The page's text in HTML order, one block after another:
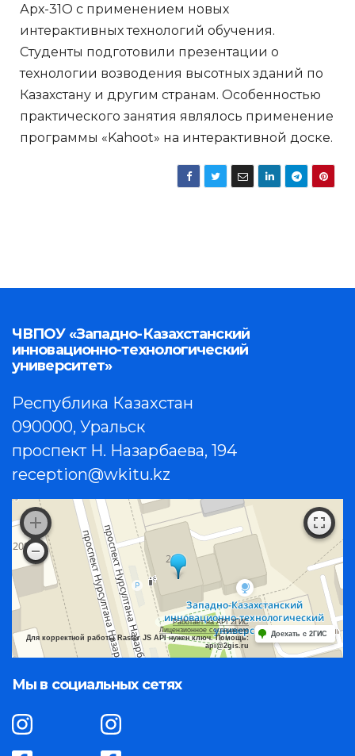
Арх-31О с применением новых
интерактивных технологий обучения.
Студенты подготовили презентации о
технологии возводения высотных зданий по
Казахстану и другим странам. Особенностью
практического занятия являлось применение
программы «Kahoot» на интерактивной доске.
ЧВПОУ «Западно-Казахстанский
инновационно-технологический
университет»
Республика Казахстан
090000, Уральск
проспект Н. Назарбаева, 194
reception@wkitu.kz
Работает на API 2ГИС
Лицензионное соглашение
Для корректной работы Raster JS API нужен ключ. Помощь:
api@2gis.ru
Доехать с 2ГИС
Мы в социальных сетях